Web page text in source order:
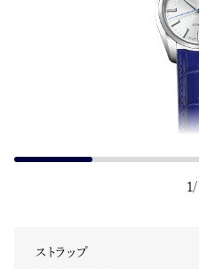
1 /
ストラップ